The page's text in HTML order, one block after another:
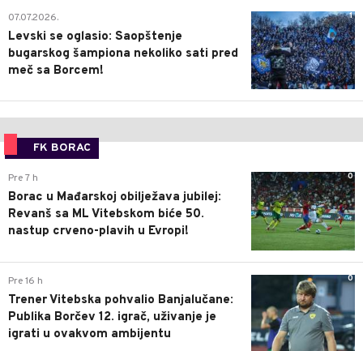
1
07.07.2026.
Levski se oglasio: Saopštenje
bugarskog šampiona nekoliko sati pred
meč sa Borcem!
FK BORAC
0
Pre 7 h
Borac u Mađarskoj obilježava jubilej:
Revanš sa ML Vitebskom biće 50.
nastup crveno-plavih u Evropi!
0
Pre 16 h
Trener Vitebska pohvalio Banjalučane:
Publika Borčev 12. igrač, uživanje je
igrati u ovakvom ambijentu